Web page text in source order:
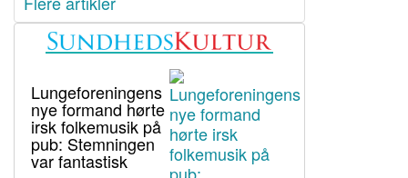
Lungeforeningens
nye formand hørte
irsk folkemusik på
pub: Stemningen
var fantastisk